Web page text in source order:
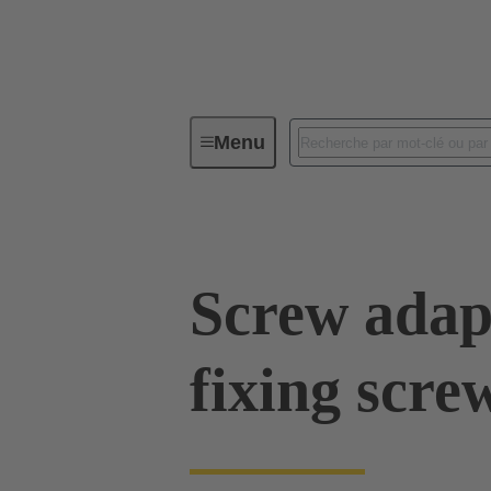
MenuConnecteurs industriels / Han®
Screw
fixing